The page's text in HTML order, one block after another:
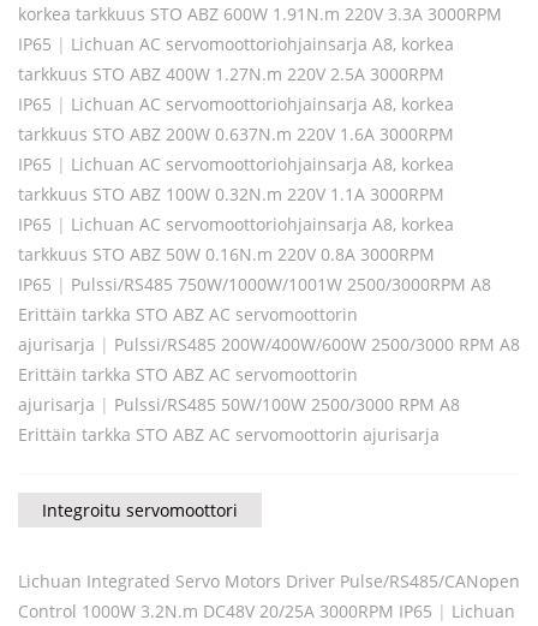
korkea tarkkuus STO ABZ 600W 1.91N.m 220V 3.3A 3000RPM
IP65 | Lichuan AC servomoottoriohjainsarja A8, korkea
tarkkuus STO ABZ 400W 1.27N.m 220V 2.5A 3000RPM
IP65 | Lichuan AC servomoottoriohjainsarja A8, korkea
tarkkuus STO ABZ 200W 0.637N.m 220V 1.6A 3000RPM
IP65 | Lichuan AC servomoottoriohjainsarja A8, korkea
tarkkuus STO ABZ 100W 0.32N.m 220V 1.1A 3000RPM
IP65 | Lichuan AC servomoottoriohjainsarja A8, korkea
tarkkuus STO ABZ 50W 0.16N.m 220V 0.8A 3000RPM
IP65 | Pulssi/RS485 750W/1000W/1001W 2500/3000RPM A8
Erittäin tarkka STO ABZ AC servomoottorin
ajurisarja | Pulssi/RS485 200W/400W/600W 2500/3000 RPM A8
Erittäin tarkka STO ABZ AC servomoottorin
ajurisarja | Pulssi/RS485 50W/100W 2500/3000 RPM A8
Erittäin tarkka STO ABZ AC servomoottorin ajurisarja
Integroitu servomoottori
Lichuan Integrated Servo Motors Driver Pulse/RS485/CANopen
Control 1000W 3.2N.m DC48V 20/25A 3000RPM IP65 | Lichuan